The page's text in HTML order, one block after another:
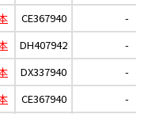
CE367940
-
DH407942 -
DX337940
-
CE367940
-